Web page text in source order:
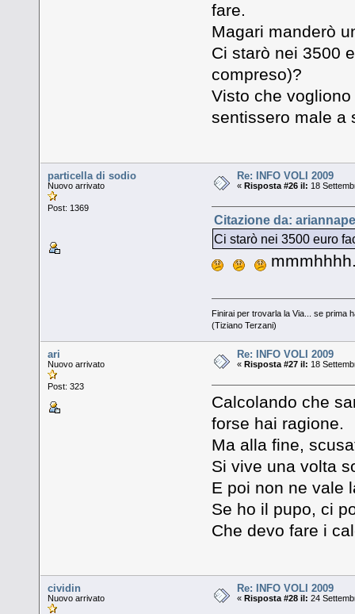
fare.
Magari manderò
Ci starò nei 3500
compreso)?
Visto che
sentissero male a
particella di sodio
Nuovo arrivato
Post: 1369
Re: INFO VOLI 2009
«Risposta #26 il: 18
Citazione da:
Ci starò nei 3500 euro
Finirai per trovarla la Via... se prima
(Tiziano Terzani)
ari
Nuovo arrivato
Post: 323
Re: INFO VOLI 2009
«Risposta #27 il: 18
Calcolando che
forse hai ragione.
Ma alla fine,
Si vive una volta
E poi non ne vale
Se ho il pupo, ci
Che devo fare i
cividin
Nuovo arrivato
Re: INFO VOLI 2009
«Risposta #28 il: 24